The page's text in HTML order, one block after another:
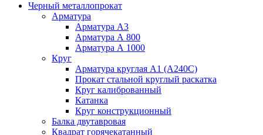
Черный металлопрокат
Арматура
Арматура А3
Арматура А 800
Арматура А 1000
Круг
Арматура круглая А1 (А240C)
Прокат стальной круглый раскатка
Круг калиброванный
Катанка
Круг конструкционный
Балка двутавровая
Квадрат горячекатанный